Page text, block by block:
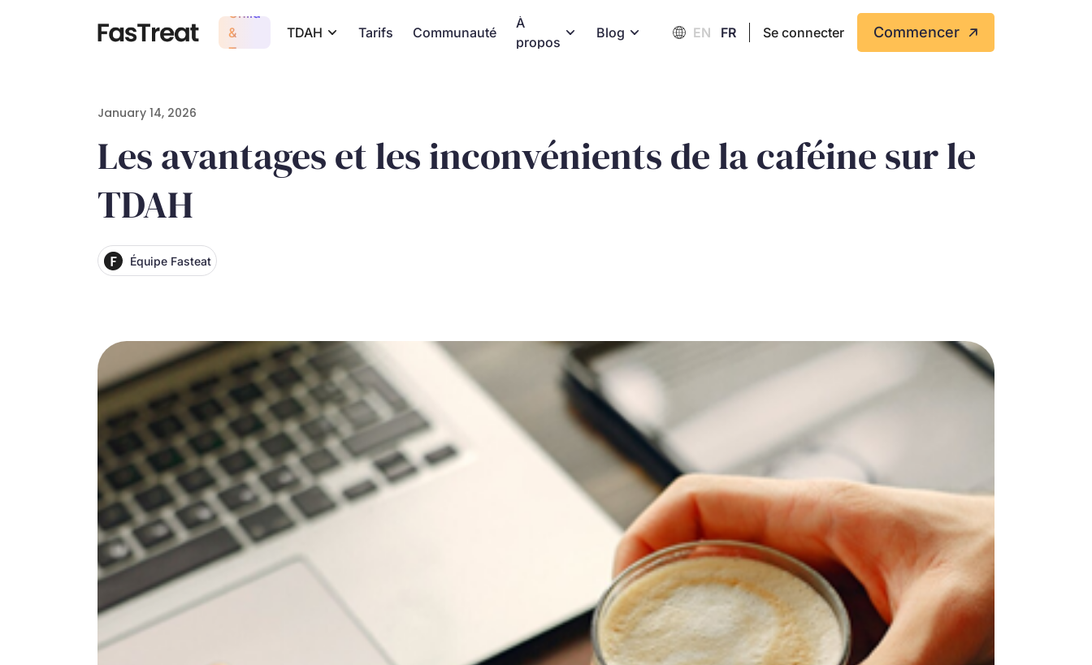
Child
&
Teen
TDAH Tarifs Communauté
À
propos
Blog EN FR Se connecter Commencer
January 14, 2026
Les avantages et les inconvénients de la caféine sur le
TDAH
Équipe Fasteat